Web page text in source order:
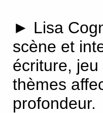
► Lisa
scène et
écriture,
thèmes
profondeur.